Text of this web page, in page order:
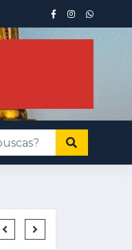
INMINENTE